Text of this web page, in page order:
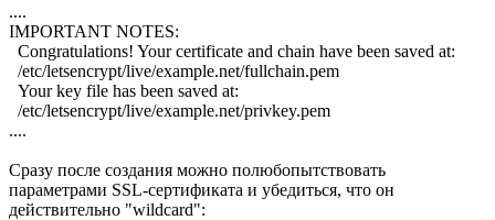
....
IMPORTANT NOTES:
Congratulations! Your certificate and chain have been saved at:
/etc/letsencrypt/live/example.net/fullchain.pem
Your key file has been saved at:
/etc/letsencrypt/live/example.net/privkey.pem
....
Сразу после создания можно полюбопытствовать
параметрами SSL-сертификата и убедиться, что он
действительно "wildcard":